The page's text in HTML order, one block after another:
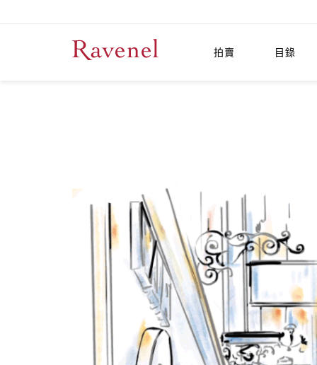
拍賣 目錄